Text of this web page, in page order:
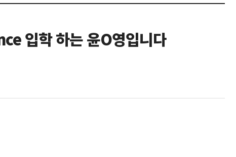
입학 하는 윤O영입니다